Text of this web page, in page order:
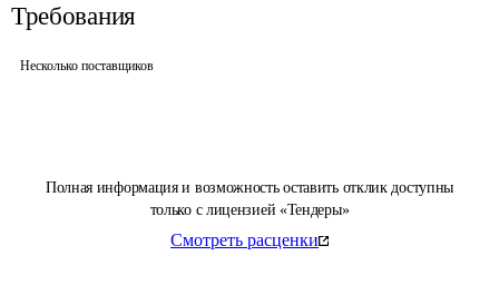
Полная информация и возможность оставить отклик доступны
только с лицензией «Тендеры»
Смотреть расценки
Требования
Несколько поставщиков